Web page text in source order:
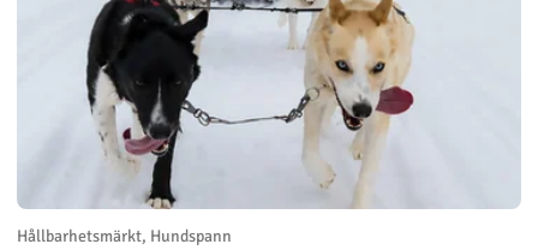
Hållbarhetsmärkt, Hundspann